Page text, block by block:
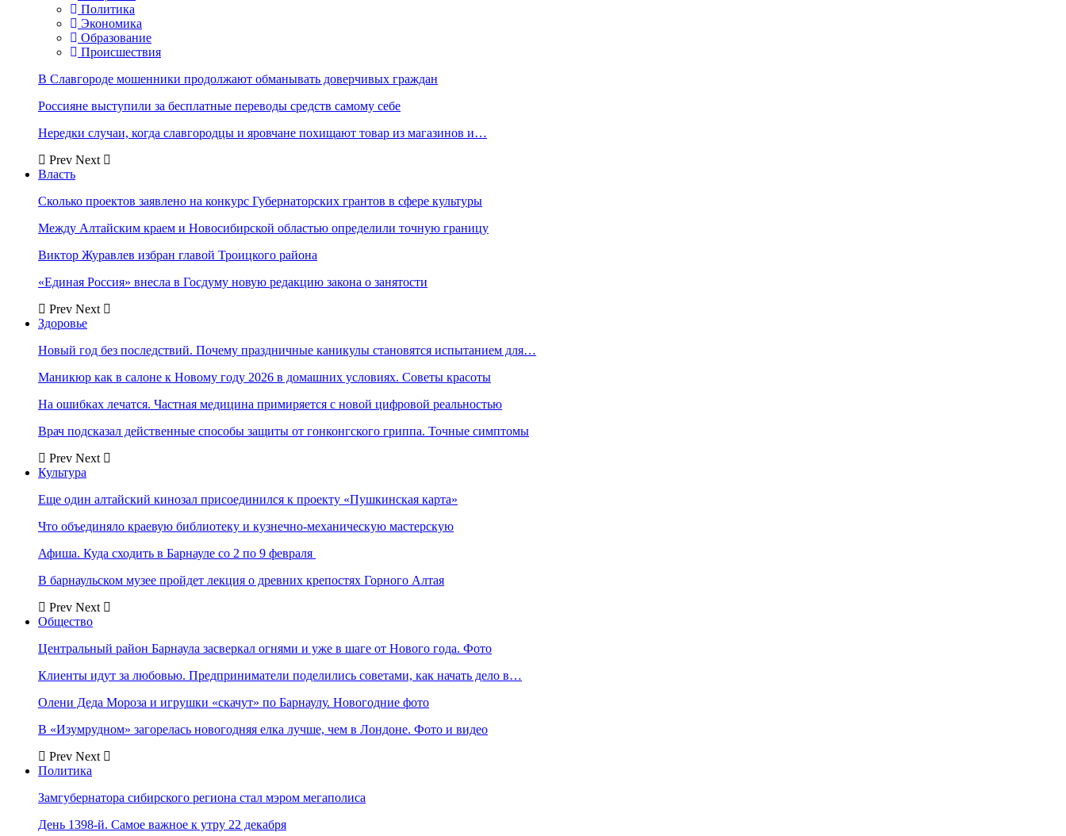
Политика
Экономика
Образование
Происшествия
В Славгороде мошенники продолжают обманывать доверчивых граждан
Россияне выступили за бесплатные переводы средств самому себе
Нередки случаи, когда славгородцы и яровчане похищают товар из магазинов и…
Prev Next
Власть
Сколько проектов заявлено на конкурс Губернаторских грантов в сфере культуры
Между Алтайским краем и Новосибирской областью определили точную границу
Виктор Журавлев избран главой Троицкого района
«Единая Россия» внесла в Госдуму новую редакцию закона о занятости
Prev Next
Здоровье
Новый год без последствий. Почему праздничные каникулы становятся испытанием для…
Маникюр как в салоне к Новому году 2026 в домашних условиях. Советы красоты
На ошибках лечатся. Частная медицина примиряется с новой цифровой реальностью
Врач подсказал действенные способы защиты от гонконгского гриппа. Точные симптомы
Prev Next
Культура
Еще один алтайский кинозал присоединился к проекту «Пушкинская карта»
Что объединяло краевую библиотеку и кузнечно-механическую мастерскую
Афиша. Куда сходить в Барнауле со 2 по 9 февраля
В барнаульском музее пройдет лекция о древних крепостях Горного Алтая
Prev Next
Общество
Центральный район Барнаула засверкал огнями и уже в шаге от Нового года. Фото
Клиенты идут за любовью. Предприниматели поделились советами, как начать дело в…
Олени Деда Мороза и игрушки «скачут» по Барнаулу. Новогодние фото
В «Изумрудном» загорелась новогодняя елка лучше, чем в Лондоне. Фото и видео
Prev Next
Политика
Замгубернатора сибирского региона стал мэром мегаполиса
День 1398-й. Самое важное к утру 22 декабря